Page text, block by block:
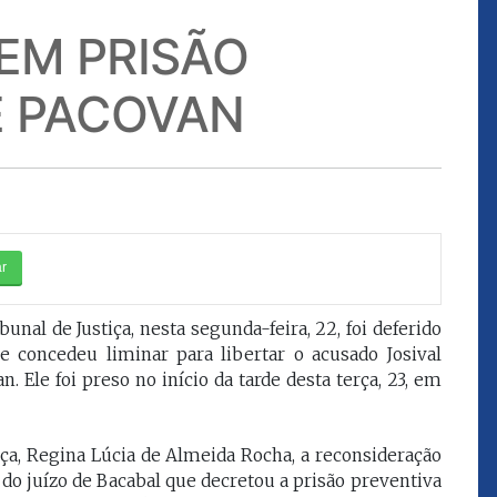
PRISÃO
PACOVAN
de Justiça, nesta segunda-feira, 22, foi deferido
concedeu liminar para libertar o acusado Josival
Ele foi preso no início da tarde desta terça, 23, em
Regina Lúcia de Almeida Rocha, a reconsideração
juízo de Bacabal que decretou a prisão preventiva
essa
para
foi de
submeteu
me sinto
decisão. Ela
Excelência,
aviso a
"A gestão de dinheiro é um risco.
É um risco do gestor. O risco é
com o CNJ, se for o caso, se for
que essa conta fosse bem
remunerada e que eu pudesse
pagar aquilo que eu me
indenizações a Vossas
Excelências, desembargadores,